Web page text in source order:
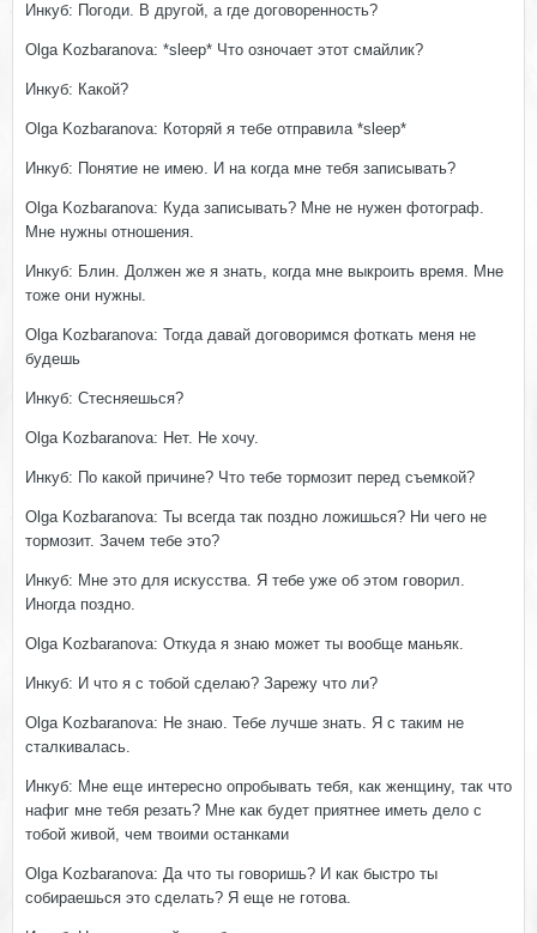
Инкуб: Погоди. В другой, а где договоренность?
Olga Kozbaranova: *sleep* Что озночает этот смайлик?
Инкуб: Какой?
Olga Kozbaranova: Которяй я тебе отправила *sleep*
Инкуб: Понятие не имею. И на когда мне тебя записывать?
Olga Kozbaranova: Куда записывать? Мне не нужен фотограф.
Мне нужны отношения.
Инкуб: Блин. Должен же я знать, когда мне выкроить время. Мне
тоже они нужны.
Olga Kozbaranova: Тогда давай договоримся фоткать меня не
будешь
Инкуб: Стесняешься?
Olga Kozbaranova: Нет. Не хочу.
Инкуб: По какой причине? Что тебе тормозит перед съемкой?
Olga Kozbaranova: Ты всегда так поздно ложишься? Ни чего не
тормозит. Зачем тебе это?
Инкуб: Мне это для искусства. Я тебе уже об этом говорил.
Иногда поздно.
Olga Kozbaranova: Откуда я знаю может ты вообще маньяк.
Инкуб: И что я с тобой сделаю? Зарежу что ли?
Olga Kozbaranova: Не знаю. Тебе лучше знать. Я с таким не
сталкивалась.
Инкуб: Мне еще интересно опробывать тебя, как женщину, так что
нафиг мне тебя резать? Мне как будет приятнее иметь дело с
тобой живой, чем твоими останками
Olga Kozbaranova: Да что ты говоришь? И как быстро ты
собираешься это сделать? Я еще не готова.